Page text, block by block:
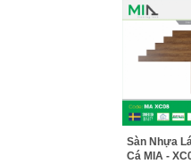
Sàn Nhựa
Cá MIA -